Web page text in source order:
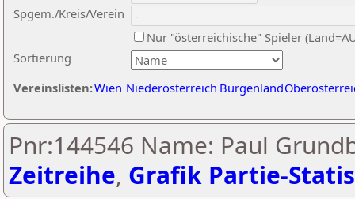
Sortierung
Spgem./Kreis/Verein
Nur "österreichische" Spieler
Vereinslisten:Wien Niederösterreich Burgenland
Pnr:144546 Name: Paul
Zeitreihe, Grafik Partie-